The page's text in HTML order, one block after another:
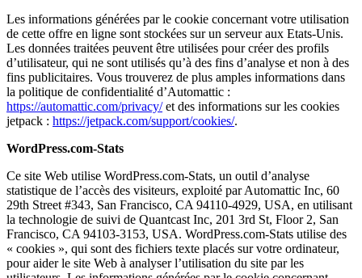
Les informations générées par le cookie concernant votre utilisation
de cette offre en ligne sont stockées sur un serveur aux Etats-Unis.
Les données traitées peuvent être utilisées pour créer des profils
d’utilisateur, qui ne sont utilisés qu’à des fins d’analyse et non à des
fins publicitaires. Vous trouverez de plus amples informations dans
la politique de confidentialité d’Automattic :
https://automattic.com/privacy/et des informations sur les cookies
jetpack : https://jetpack.com/support/cookies/.
WordPress.com-Stats
Ce site Web utilise WordPress.com-Stats, un outil d’analyse
statistique de l’accès des visiteurs, exploité par Automattic Inc, 60
29th Street #343, San Francisco, CA 94110-4929, USA, en utilisant
la technologie de suivi de Quantcast Inc, 201 3rd St, Floor 2, San
Francisco, CA 94103-3153, USA. WordPress.com-Stats utilise des
« cookies », qui sont des fichiers texte placés sur votre ordinateur,
pour aider le site Web à analyser l’utilisation du site par les